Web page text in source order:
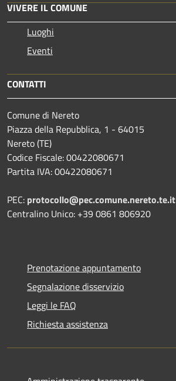
VIVERE IL COMUNE
Luoghi
Eventi
CONTATTI
Comune di Nereto
Piazza della Repubblica, 1 - 64015
Nereto (TE)
Codice Fiscale: 00422080671
Partita IVA: 00422080671
PEC: protocollo@pec.comune.nereto.te.it
Centralino Unico: +39 0861 806920
Prenotazione appuntamento
Segnalazione disservizio
Leggi le FAQ
Richiesta assistenza